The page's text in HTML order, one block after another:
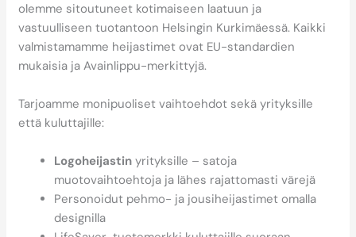
olemme sitoutuneet kotimaiseen laatuun ja
vastuulliseen tuotantoon Helsingin Kurkimäessä. Kaikki
valmistamamme heijastimet ovat EU-standardien
mukaisia ja Avainlippu-merkittyjä.
Tarjoamme monipuoliset vaihtoehdot sekä yrityksille
että kuluttajille:
Logoheijastin yrityksille – satoja
muotovaihtoehtoja ja lähes rajattomasti värejä
Personoidut pehmo- ja jousiheijastimet omalla
designilla